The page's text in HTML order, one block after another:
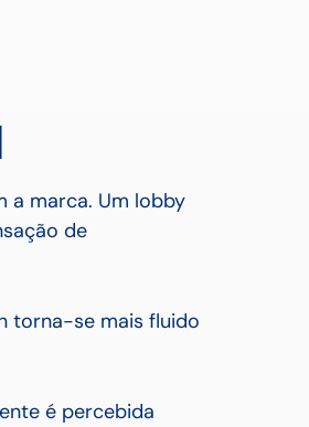
a marca. Um lobby
de
torna-se mais fluido
é percebida